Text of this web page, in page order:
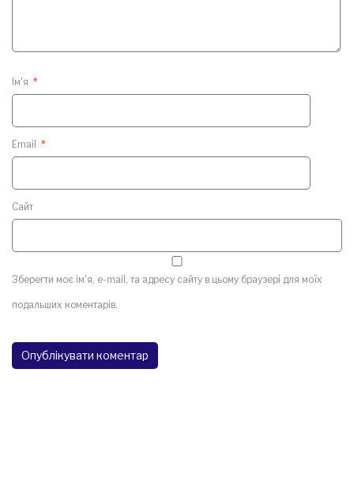
Ім'я *
Email *
Сайт
Зберегти моє ім'я, e-mail, та адресу сайту в цьому браузері для моїх
подальших коментарів.